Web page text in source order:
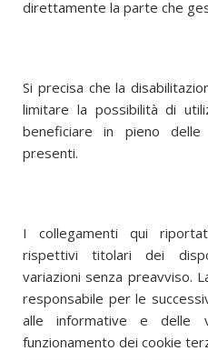
direttamente la parte che
Si precisa che la
limitare la possibilità di
beneficiare in pieno
presenti.
I collegamenti qui
rispettivi titolari dei
variazioni senza preavviso.
responsabile per le
alle informative e delle
funzionamento dei cookie